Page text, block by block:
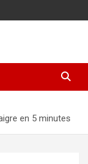
en 5 minutes